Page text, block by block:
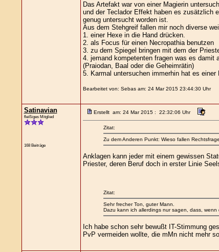
Das Artefakt war von einer Magierin
und der Teclador Effekt haben es zusätzlich
genug untersucht worden ist.
Aus dem Stehgreif fallen mir noch diverse
1. einer Hexe in die Hand drücken.
2. als Focus für einen Necropathia benutzen
3. zu dem Spiegel bringen mit dem der
4. jemand kompetenten fragen was es damit
(Praiodan, Baal oder die Geheimrätin)
5. Karmal untersuchen immerhin hat es einer
Bearbeitet von: Sebas am: 24 Mar 2015 23:44:30 Uhr
Satinavian
fleißiges Mitglied
168 Beiträge
Erstellt am: 24 Mar 2015 : 22:32:06 Uhr
Zitat:
Zu dem Anderen Punkt: Wieso fallen
Anklagen kann jeder mit einem gewissen
Priester, deren Beruf doch in erster Linie
Zitat:
Sehr frecher Ton, guter Mann.
Dazu kann ich allerdings nur sagen, dass,
Ich habe schon sehr bewußt IT-Stimmung
PvP vermeiden wollte, die mMn nicht mehr